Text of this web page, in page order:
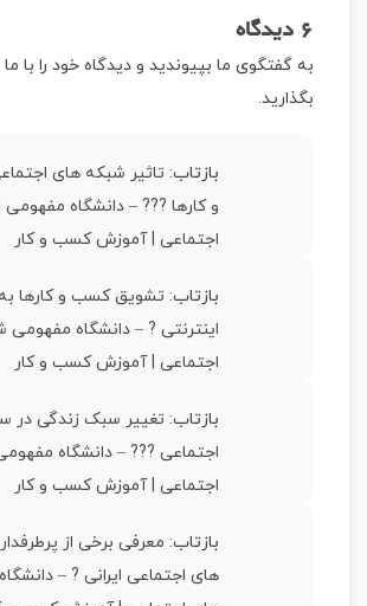
6 دیدگاه
به گفتگوی ما بپیوندید و دیدگاه خود را با
بگذارید.
بازتاب: تاثیر شبکه های
و کارها ??‍? – دانشگاه
اجتماعی | آموزش کسب و کار
بازتاب: تشویق کسب و کارها
اینترنتی ? – دانشگاه
اجتماعی | آموزش کسب و کار
بازتاب: تغییر سبک زندگی در
اجتماعی ?‍?‍? – دانشگاه
اجتماعی | آموزش کسب و کار
بازتاب: معرفی برخی از
های اجتماعی ایرانی ? –